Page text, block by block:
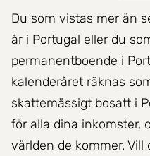
Du som vistas mer än
år i Portugal eller du
permanentboende i
kalenderåret räknas
skattemässigt bosatt i
för alla dina inkomster,
världen de kommer.